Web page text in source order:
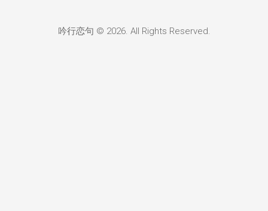
吟行恋句 © 2026. All Rights Reserved.